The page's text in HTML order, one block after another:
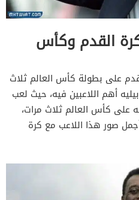
القدم وكأس
على بطولة كأس العالم ثلاث
أهم اللاعبين فيه، حيث لعب
على كأس العالم ثلاث مرات،
صور هذا اللاعب مع كرة